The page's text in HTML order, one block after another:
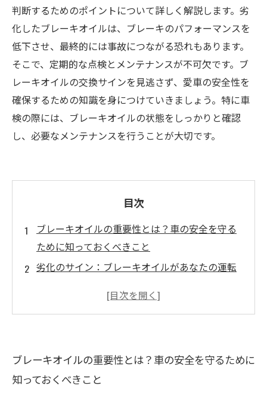
判断するためのポイントについて詳しく解説します。劣
化したブレーキオイルは、ブレーキのパフォーマンスを
低下させ、最終的には事故につながる恐れもあります。
そこで、定期的な点検とメンテナンスが不可欠です。ブ
レーキオイルの交換サインを見逃さず、愛車の安全性を
確保するための知識を身につけていきましょう。特に車
検の際には、ブレーキオイルの状態をしっかりと確認
し、必要なメンテナンスを行うことが大切です。
目次
ブレーキオイルの重要性とは？車の安全を守る
ために知っておくべきこと
劣化のサイン：ブレーキオイルがあなたの運転
あなたの車のブレーキオイル、いつ交換すれば
チェックリスト
車検の際に確認したいブレーキオイルのメンテ
ブレーキオイルの重要性とは？車の安全を守るために
知っておくべきこと